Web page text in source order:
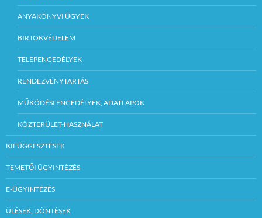
ANYAKÖNYVI ÜGYEK
BIRTOKVÉDELEM
TELEPENGEDÉLYEK
RENDEZVÉNYTARTÁS
MŰKÖDÉSI ENGEDÉLYEK, ADATLAPOK
KÖZTERÜLET-HASZNÁLAT
KIFÜGGESZTÉSEK
TEMETŐI ÜGYINTÉZÉS
E-ÜGYINTÉZÉS
ÜLÉSEK, DÖNTÉSEK